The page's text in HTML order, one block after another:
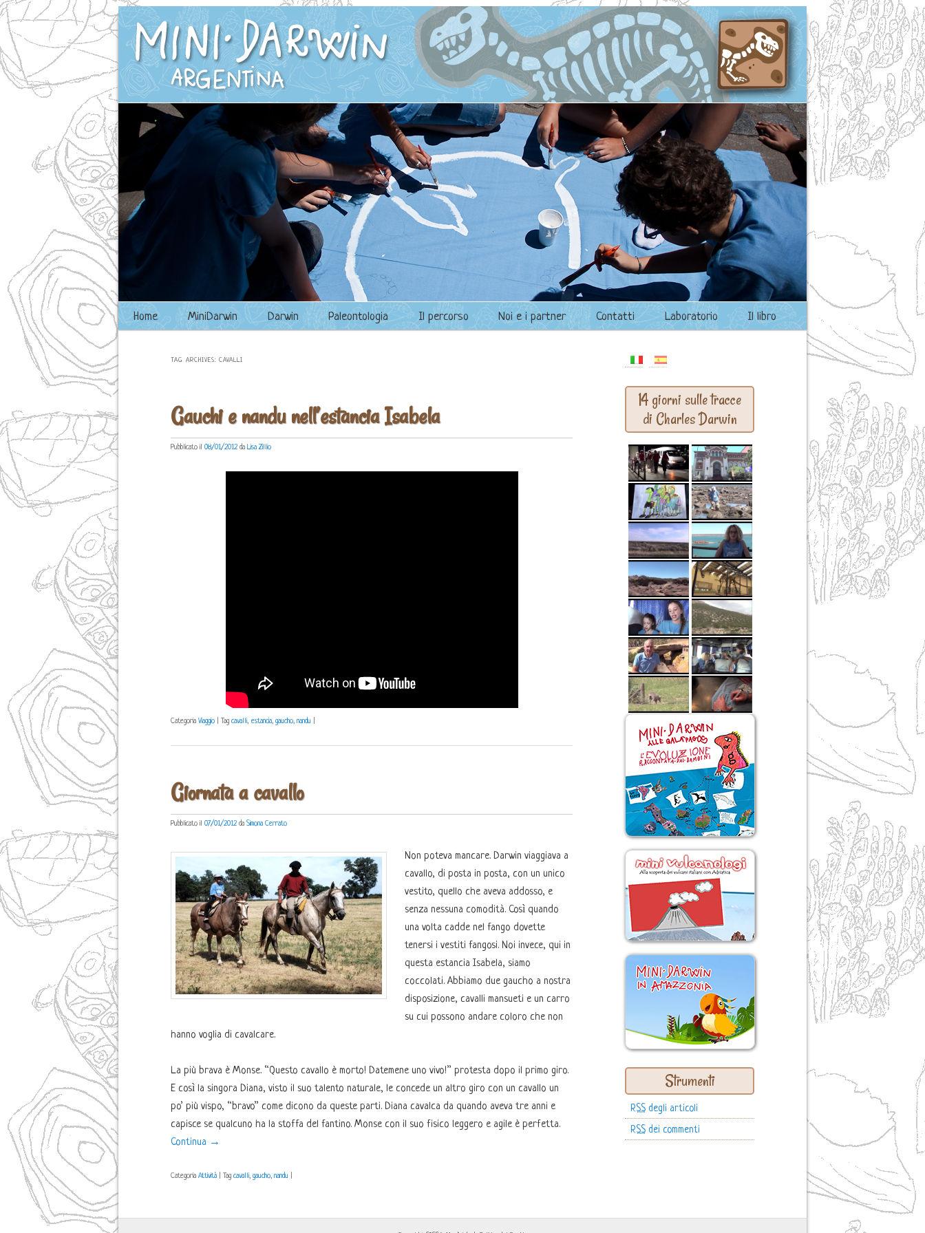
Main menuSkip to primary content
Skip to secondary content
Home MiniDarwin Darwin Paleontologia Il percorso Noi e i partner Contatti Laboratorio Il libro
TAG ARCHIVES: CAVALLI
Gauchi e nandu nell’estancia Isabela
Pubblicato il 08/01/2012 da Lisa Zillio
Categoria Viaggio Tag cavalli, estancia, gaucho, nandu
Giornata a cavallo
Pubblicato il 07/01/2012 da Simona Cerrato
Non poteva mancare. Darwin viaggiava a
cavallo, di posta in posta, con un unico
vestito, quello che aveva addosso, e
senza nessuna comodità. Così quando
una volta cadde nel fango dovette
tenersi i vestiti fangosi. Noi invece, qui in
questa estancia Isabela, siamo
coccolati. Abbiamo due gaucho a nostra
disposizione, cavalli mansueti e un carro
su cui possono andare coloro che non
hanno voglia di cavalcare.
La più brava è Monse. “Questo cavallo è morto! Datemene uno vivo!” protesta dopo il primo giro.
E così la singora Diana, visto il suo talento naturale, le concede un altro giro con un cavallo un
po’ più vispo, “bravo” come dicono da queste parti. Diana cavalca da quando aveva tre anni e
capisce se qualcuno ha la stoffa del fantino. Monse con il suo fisico leggero e agile è perfetta.
Continua →
Categoria Attività Tag cavalli, gaucho, nandu
14 giorni sulle tracce
di Charles Darwin
Strumenti
RSS degli articoli
RSS dei commenti